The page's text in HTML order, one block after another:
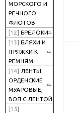
МОРСКОГО И
РЕЧНОГО
ФЛОТОВ
[12] БРЕЛОКИ
[13] БЛЯХИ И
ПРЯЖКИ К
РЕМНЯМ
[14] ЛЕНТЫ
ОРДЕНСКИЕ
МУАРОВЫЕ,
ВОП С ЛЕНТОЙ
[15]